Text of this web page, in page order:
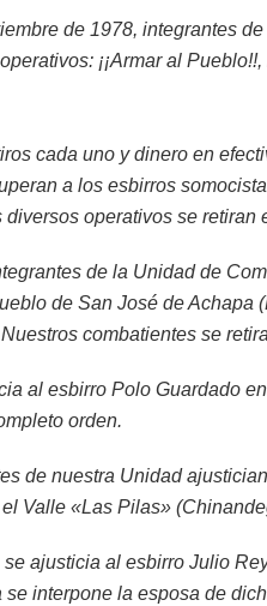
de 1978, integrantes
¡¡Armar al
cada uno y dinero en
a los esbirros
operativos se retiran
de la Unidad de
de San José de Achapa
combatientes se
al esbirro Polo Guardado
orden.
de nuestra Unidad
Valle «Las Pilas»
ajusticia al esbirro Julio
interpone la esposa de